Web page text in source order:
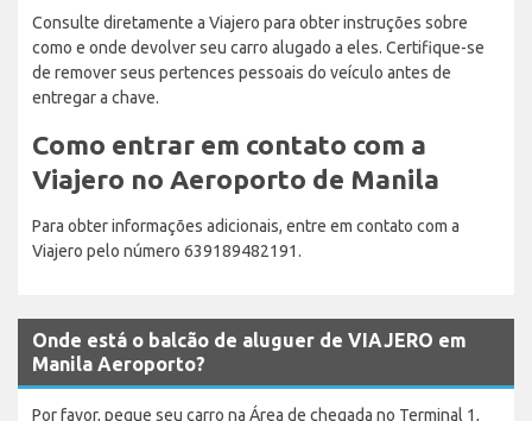
Consulte diretamente a Viajero para obter instruções sobre
como e onde devolver seu carro alugado a eles. Certifique-se
de remover seus pertences pessoais do veículo antes de
entregar a chave.
Como entrar em contato com a
Viajero no Aeroporto de Manila
Para obter informações adicionais, entre em contato com a
Viajero pelo número 639189482191.
Onde está o balcão de aluguer de VIAJERO em
Manila Aeroporto?
Por favor, pegue seu carro na Área de chegada no Terminal 1,